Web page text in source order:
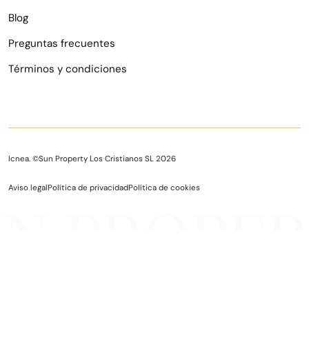
Blog
Preguntas frecuentes
Términos y condiciones
Icnea. ©Sun Property Los Cristianos SL 2026
Aviso legalPolítica de privacidadPolítica de cookies